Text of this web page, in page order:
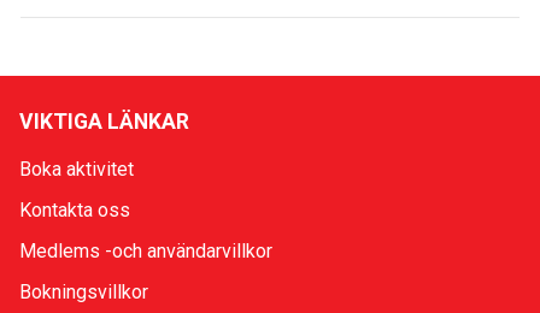
VIKTIGA LÄNKAR
Boka aktivitet
Kontakta oss
Medlems -och användarvillkor
Bokningsvillkor